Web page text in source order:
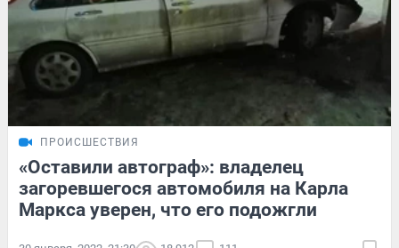
ПРОИСШЕСТВИЯ
«Оставили автограф»: владелец
загоревшегося автомобиля на Карла
Маркса уверен, что его подожгли